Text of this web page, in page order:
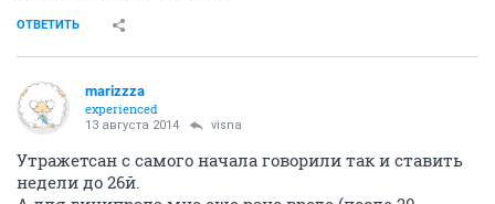
ОТВЕТИТЬ
marizzza
experienced
13 августа 2014 visna
Утражетсан с самого начала говорили так и ставить
недели до 26й.